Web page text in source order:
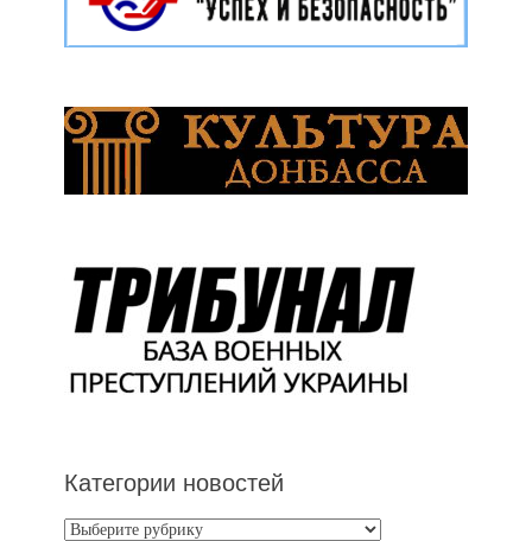
Категории новостей
Категории